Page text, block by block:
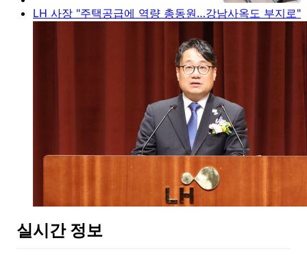
LH 사장 "주택공급에 역량 총동원…강남사옥도 부지로"
실시간 정보